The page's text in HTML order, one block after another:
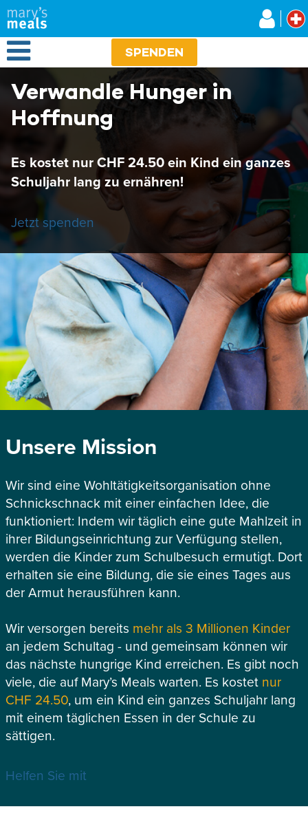
Direkt
zum
Inhalt
Open Menu SPENDEN
Verwandle Hunger in
Hoffnung
Es kostet nur CHF 24.50 ein Kind ein ganzes
Schuljahr lang zu ernähren!
Jetzt spenden
Unsere Mission
Wir sind eine Wohltätigkeitsorganisation ohne
Schnickschnack mit einer einfachen Idee, die
funktioniert: Indem wir täglich eine gute Mahlzeit in
ihrer Bildungseinrichtung zur Verfügung stellen,
werden die Kinder zum Schulbesuch ermutigt. Dort
erhalten sie eine Bildung, die sie eines Tages aus
der Armut herausführen kann.
Wir versorgen bereits mehr als 3 Millionen Kinder
an jedem Schultag - und gemeinsam können wir
das nächste hungrige Kind erreichen. Es gibt noch
viele, die auf Mary’s Meals warten. Es kostet nur
CHF 24.50, um ein Kind ein ganzes Schuljahr lang
mit einem täglichen Essen in der Schule zu
sättigen.
Helfen Sie mit